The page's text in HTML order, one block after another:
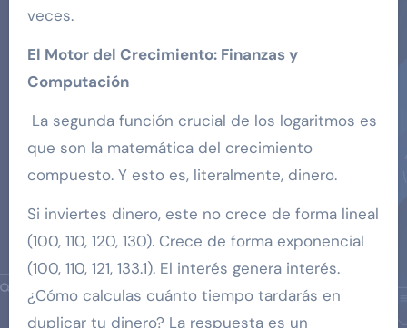
veces.
El Motor del Crecimiento: Finanzas y
Computación
La segunda función crucial de los logaritmos es
que son la matemática del crecimiento
compuesto. Y esto es, literalmente, dinero.
Si inviertes dinero, este no crece de forma lineal
(100, 110, 120, 130). Crece de forma exponencial
(100, 110, 121, 133.1). El interés genera interés.
¿Cómo calculas cuánto tiempo tardarás en
duplicar tu dinero? La respuesta es un